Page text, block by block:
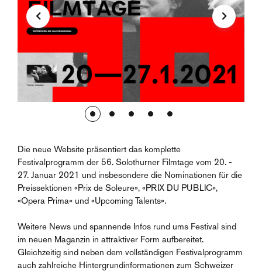
Die neue Website präsentiert das komplette
Festivalprogramm der 56. Solothurner Filmtage vom 20. -
27. Januar 2021 und insbesondere die Nominationen für die
Preissektionen «Prix de Soleure», «PRIX DU PUBLIC»,
«Opera Prima» und «Upcoming Talents».
Weitere News und spannende Infos rund ums Festival sind
im neuen Maganzin in attraktiver Form aufbereitet.
Gleichzeitig sind neben dem vollständigen Festivalprogramm
auch zahlreiche Hintergrundinformationen zum Schweizer